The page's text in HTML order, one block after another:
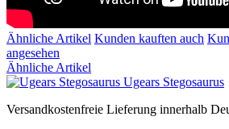
Ähnliche Artikel Kunden kauften auch
angesehen
Ähnliche Artikel
Ugears Stegosaurus
Versandkostenfreie Lieferung innerhalb